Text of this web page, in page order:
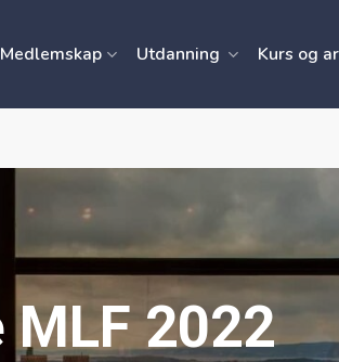
Medlemskap Utdanning Kurs og
2022